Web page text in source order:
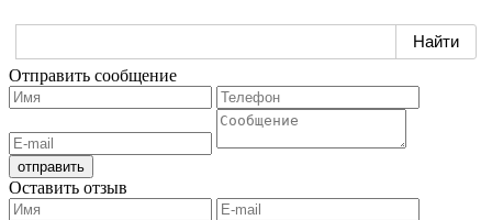
Отправить сообщение
Оставить отзыв